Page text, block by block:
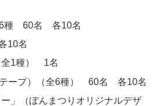
6種 60名 各10名
10名
全1種） 1名
テープ）（全6種） 60名 各10名
」（ぽんまつりオリジナルデザ